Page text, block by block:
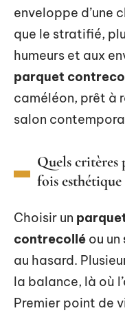
enveloppe d’une
que le stratifié,
humeurs et aux
parquet
caméléon, prêt à
salon
Quels
fois
Choisir un
contrecollé ou un
au hasard.
la balance, là où
Premier point de